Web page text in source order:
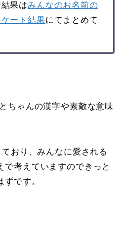
果はみんなのお名前の
ート結果にてまとめて
ちゃんの漢字や素敵な意味
おり、みんなに愛される
で考えていますのできっと
です。